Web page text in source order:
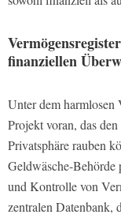
finanziellen
Unter dem harmlosen
Projekt voran, das
Privatsphäre rauben
Geldwäsche-Behörde
und Kontrolle von
zentralen Datenbank,